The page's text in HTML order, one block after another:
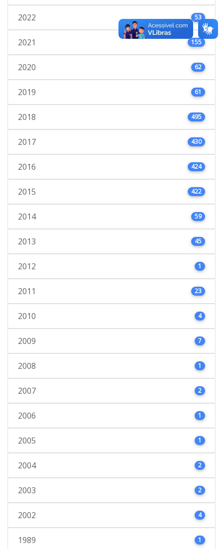
2022 53
2021 155
2020 62
2019 61
2018 495
2017 430
2016 424
2015 422
2014 59
2013 45
2012 1
2011 23
2010 4
2009 7
2008 1
2007 2
2006 1
2005 1
2004 2
2003 2
2002 4
1989 1